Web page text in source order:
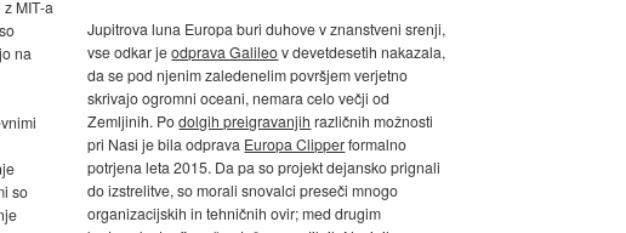
MIT-a
na
so
Jupitrova luna Europa buri duhove v znanstveni srenji,
vse odkar jeodprava Galileov devetdesetih nakazala,
da se pod njenim zaledenelim površjem verjetno
skrivajo ogromni oceani, nemara celo večji od
Zemljinih. Podolgih preigravanjih različnih možnosti
pri Nasi je bila odprava Europa Clipperformalno
potrjena leta 2015. Da pa so projekt dejansko prignali
do izstrelitve, so morali snovalci preseči mnogo
organizacijskih in tehničnih ovir; med drugim